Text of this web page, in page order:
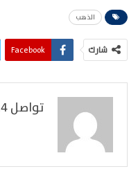
الذهب
شارك Facebook
تواصل 24